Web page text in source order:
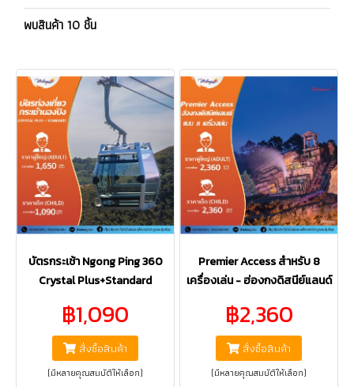
พบสินค้า 10 ชิ้น
บัตรกระเช้า Ngong Ping 360
Crystal Plus+Standard
฿1,090
สั่งซื้อสินค้า
(มีหลายคุณสมบัติให้เลือก)
Premier Access สำหรับ 8
เครื่องเล่น - ฮ่องกงดิสนีย์แลนด์
฿2,360
สั่งซื้อสินค้า
(มีหลายคุณสมบัติให้เลือก)